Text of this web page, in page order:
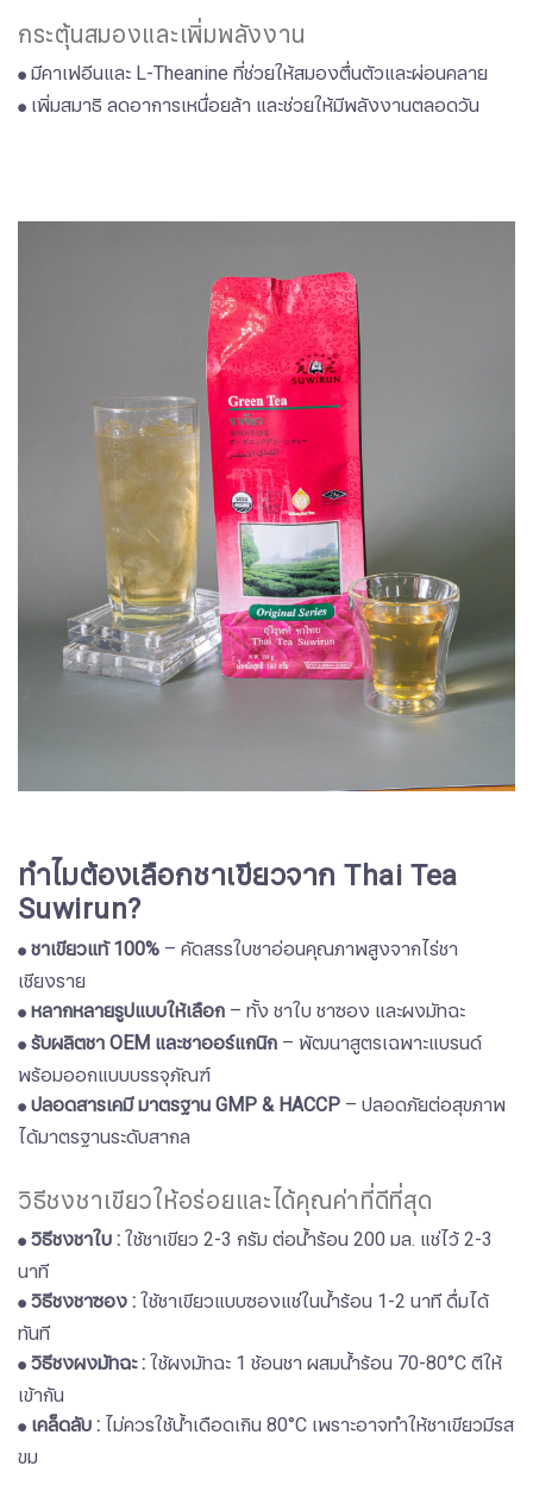
กระตุ้นสมองและเพิ่มพลังงาน
● ​​​​​​​​​​​​​​มีคาเฟอีนและ L-Theanine ที่ช่วยให้สมองตื่นตัวและผ่อนคลาย​​​​​​​
● เพิ่มสมาธิ ลดอาการเหนื่อยล้า และช่วยให้มีพลังงานตลอดวัน
​​​​​​​​​​​​​​ทำไมต้องเลือกชาเขียวจาก Thai Tea
Suwirun?
● ชาเขียวแท้ 100% – คัดสรรใบชาอ่อนคุณภาพสูงจากไร่ชา
เชียงราย
● หลากหลายรูปแบบให้เลือก – ทั้ง ชาใบ ชาซอง และผงมัทฉะ
● รับผลิตชา OEM และชาออร์แกนิก – พัฒนาสูตรเฉพาะแบรนด์
พร้อมออกแบบบรรจุภัณฑ์
● ปลอดสารเคมี มาตรฐาน GMP & HACCP – ปลอดภัยต่อสุขภาพ
ได้มาตรฐานระดับสากล
วิธีชงชาเขียวให้อร่อยและได้คุณค่าที่ดีที่สุด
● วิธีชงชาใบ :ใช้ชาเขียว 2-3 กรัม ต่อน้ำร้อน 200 มล. แช่ไว้ 2-3
นาที
● วิธีชงชาซอง :ใช้ชาเขียวแบบซองแช่ในน้ำร้อน 1-2 นาที ดื่มได้
ทันที
● วิธีชงผงมัทฉะ :ใช้ผงมัทฉะ 1 ช้อนชา ผสมน้ำร้อน 70-80°C ตีให้
เข้ากัน
● เคล็ดลับ : ไม่ควรใช้น้ำเดือดเกิน 80°C เพราะอาจทำให้ชาเขียวมีรส
ขม